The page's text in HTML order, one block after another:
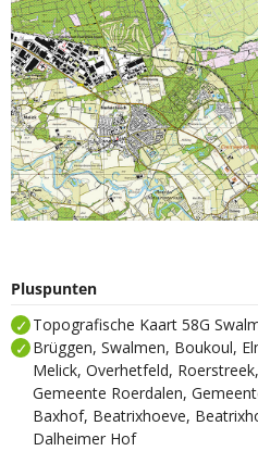
Pluspunten
Topografische Kaart 58G
Brüggen, Swalmen, Boukoul,
Melick, Overhetfeld,
Gemeente Roerdalen,
Baxhof, Beatrixhoeve,
Dalheimer Hof